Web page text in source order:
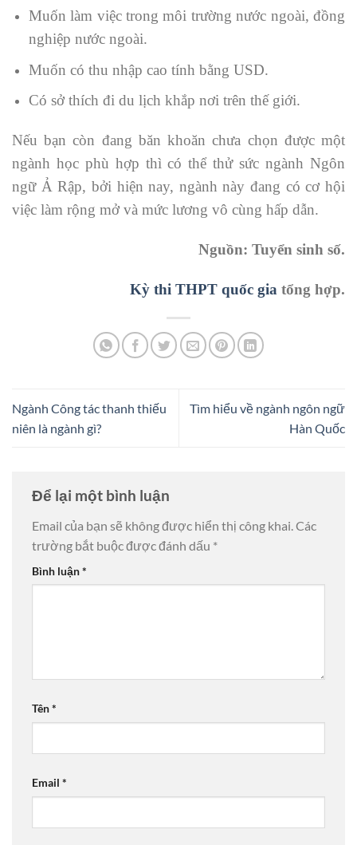
Muốn làm việc trong môi trường nước ngoài, đồng
nghiệp nước ngoài.
Muốn có thu nhập cao tính bằng USD.
Có sở thích đi du lịch khắp nơi trên thế giới.
Nếu bạn còn đang băn khoăn chưa chọn được một
ngành học phù hợp thì có thể thử sức ngành Ngôn
ngữ Ả Rập, bởi hiện nay, ngành này đang có cơ hội
việc làm rộng mở và mức lương vô cùng hấp dẫn.
Nguồn: Tuyển sinh số.
Kỳ thi THPT quốc gia tổng hợp.
Ngành Công tác thanh thiếu
niên là ngành gì?
Tìm hiểu về ngành ngôn ngữ
Hàn Quốc
Để lại một bình luận
Email của bạn sẽ không được hiển thị công khai. Các
trường bắt buộc được đánh dấu *
Bình luận*
Tên*
Email *